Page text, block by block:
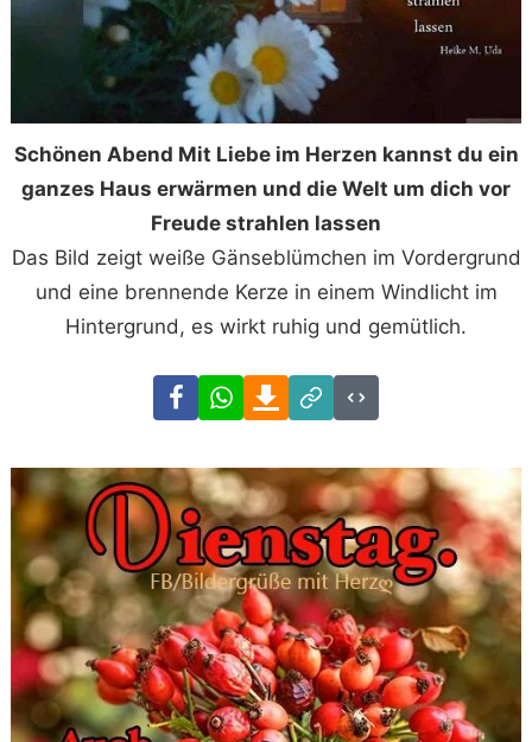
Schönen Abend Mit Liebe im Herzen kannst du ein
ganzes Haus erwärmen und die Welt um dich vor
Freude strahlen lassen
Das Bild zeigt weiße Gänseblümchen im Vordergrund
und eine brennende Kerze in einem Windlicht im
Hintergrund, es wirkt ruhig und gemütlich.
FacebookWhatsAppDownload
Link
Code